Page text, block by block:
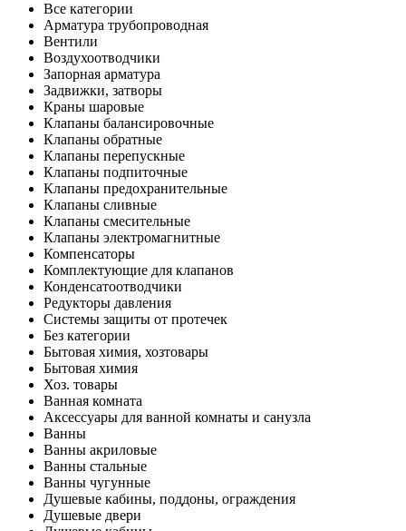
Все категории
Арматура трубопроводная
Вентили
Воздухоотводчики
Запорная арматура
Задвижки, затворы
Краны шаровые
Клапаны балансировочные
Клапаны обратные
Клапаны перепускные
Клапаны подпиточные
Клапаны предохранительные
Клапаны сливные
Клапаны смесительные
Клапаны электромагнитные
Компенсаторы
Комплектующие для клапанов
Конденсатоотводчики
Редукторы давления
Системы защиты от протечек
Без категории
Бытовая химия, хозтовары
Бытовая химия
Хоз. товары
Ванная комната
Аксессуары для ванной комнаты и санузла
Ванны
Ванны акриловые
Ванны стальные
Ванны чугунные
Душевые кабины, поддоны, ограждения
Душевые двери